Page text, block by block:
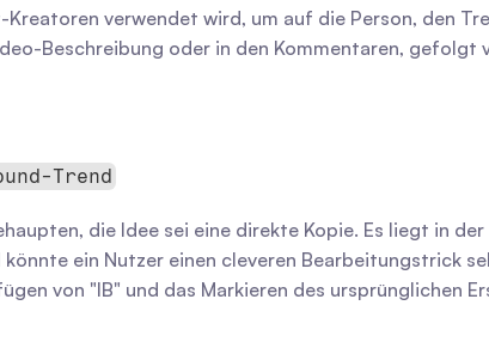
verwendet wird, um auf die Person, den
Beschreibung oder in den Kommentaren, gefolgt
Trend
die Idee sei eine direkte Kopie. Es liegt in
ein Nutzer einen cleveren Bearbeitungstrick
von "IB" und das Markieren des ursprünglichen